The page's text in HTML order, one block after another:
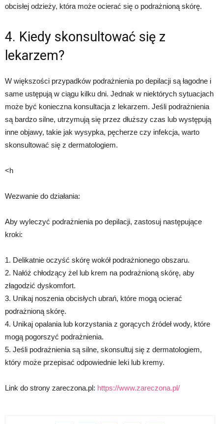
obcisłej odzieży, która może ocierać się o podrażnioną skórę.
4. Kiedy skonsultować się z
lekarzem?
W większości przypadków podrażnienia po depilacji są łagodne i
same ustępują w ciągu kilku dni. Jednak w niektórych sytuacjach
może być konieczna konsultacja z lekarzem. Jeśli podrażnienia
są bardzo silne, utrzymują się przez dłuższy czas lub występują
inne objawy, takie jak wysypka, pęcherze czy infekcja, warto
skonsultować się z dermatologiem.
<h
Wezwanie do działania:
Aby wyleczyć podrażnienia po depilacji, zastosuj następujące
kroki:
1. Delikatnie oczyść skórę wokół podrażnionego obszaru.
2. Nałóż chłodzący żel lub krem na podrażnioną skórę, aby
złagodzić dyskomfort.
3. Unikaj noszenia obcisłych ubrań, które mogą ocierać
podrażnioną skórę.
4. Unikaj opalania lub korzystania z gorących źródeł wody, które
mogą pogorszyć podrażnienia.
5. Jeśli podrażnienia są silne, skonsultuj się z dermatologiem,
który może przepisać odpowiednie leki lub kremy.
Link do strony zareczona.pl: https://www.zareczona.pl/